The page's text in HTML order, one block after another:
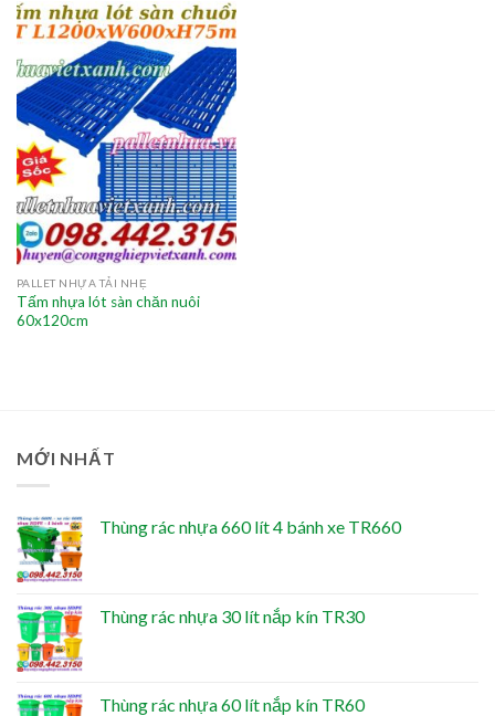
PALLET NHỰA TẢI NHẸ
Tấm nhựa lót sàn chăn nuôi
60x120cm
MỚI NHẤT
Thùng rác nhựa 660 lít 4 bánh xe TR660
Thùng rác nhựa 30 lít nắp kín TR30
Thùng rác nhựa 60 lít nắp kín TR60